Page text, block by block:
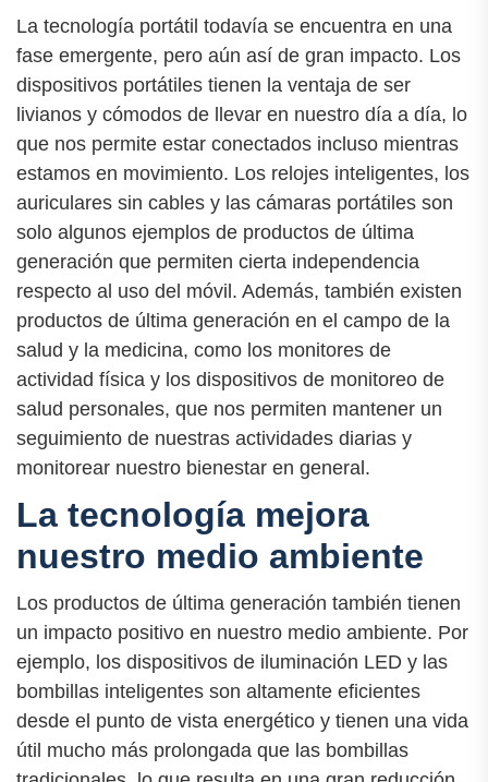
La tecnología portátil todavía se encuentra en una
fase emergente, pero aún así de gran impacto. Los
dispositivos portátiles tienen la ventaja de ser
livianos y cómodos de llevar en nuestro día a día, lo
que nos permite estar conectados incluso mientras
estamos en movimiento. Los relojes inteligentes, los
auriculares sin cables y las cámaras portátiles son
solo algunos ejemplos de productos de última
generación que permiten cierta independencia
respecto al uso del móvil. Además, también existen
productos de última generación en el campo de la
salud y la medicina, como los monitores de
actividad física y los dispositivos de monitoreo de
salud personales, que nos permiten mantener un
seguimiento de nuestras actividades diarias y
monitorear nuestro bienestar en general.
La tecnología mejora
nuestro medio ambiente
Los productos de última generación también tienen
un impacto positivo en nuestro medio ambiente. Por
ejemplo, los dispositivos de iluminación LED y las
bombillas inteligentes son altamente eficientes
desde el punto de vista energético y tienen una vida
útil mucho más prolongada que las bombillas